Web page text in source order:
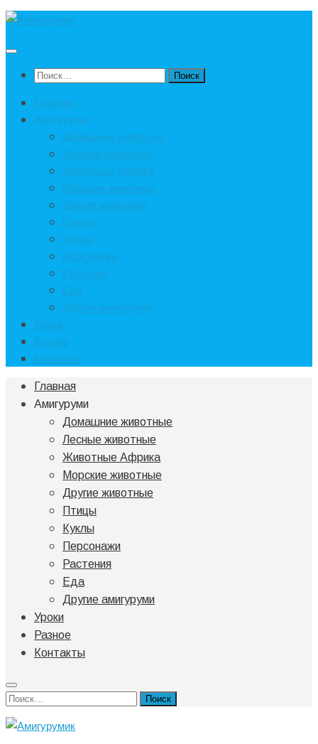
Под
Найти:
Главная
Амигуруми
Домашние животные
Лесные животные
Животные Африка
Морские животные
Другие животные
Птицы
Куклы
Персонажи
Растения
Еда
Другие амигуруми
Уроки
Разное
Контакты
Главная
Амигуруми
Домашние животные
Лесные животные
Животные Африка
Морские животные
Другие животные
Птицы
Куклы
Персонажи
Растения
Еда
Другие амигуруми
Уроки
Разное
Контакты
Найти: